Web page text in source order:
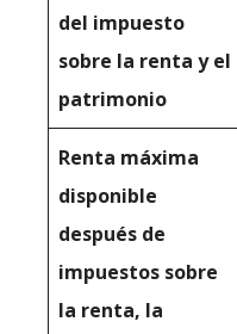
del impuesto
sobre la renta y el
patrimonio
Renta máxima
disponible
después de
impuestos sobre
la renta, la